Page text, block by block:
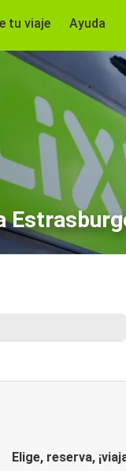
tu viaje Ayuda
Elige, reserva,